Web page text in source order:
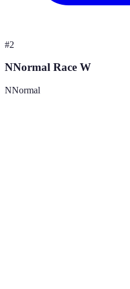
#2
NNormal Race W
NNormal